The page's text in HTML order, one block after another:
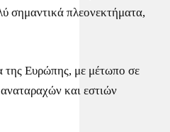
σημαντικά πλεονεκτήματα,
της Ευρώπης, με μέτωπο σε
και εστιών